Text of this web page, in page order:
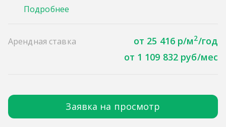
Подробнее
Арендная ставка от 25 416 р/м2/год
от 1 109 832 руб/мес
Заявка на просмотр